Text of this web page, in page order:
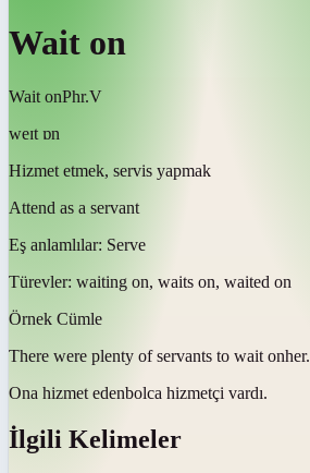
Wait on
Wait onPhr.V
weɪt ɒn
Hizmet etmek, servis yapmak
Attend as a servant
Eş anlamlılar: Serve
Türevler: waiting on, waits on, waited on
Örnek Cümle
There were plenty of servants to wait onher.
Ona hizmet edenbolca hizmetçi vardı.
İlgili Kelimeler